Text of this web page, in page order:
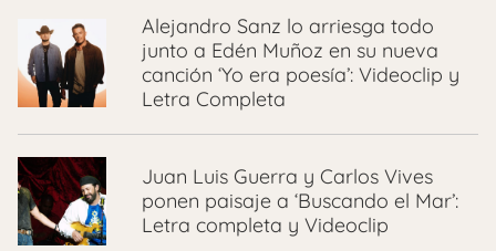
Alejandro Sanz lo arriesga todo
junto a Edén Muñoz en su nueva
canción ‘Yo era poesía’: Videoclip y
Letra Completa
Juan Luis Guerra y Carlos Vives
ponen paisaje a ‘Buscando el Mar’:
Letra completa y Videoclip